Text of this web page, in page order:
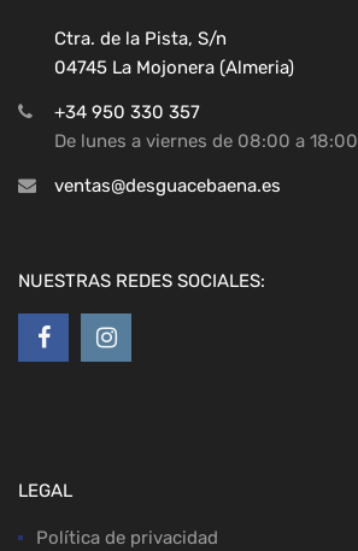
Ctra. de la Pista, S/n
04745 La Mojonera (Almeria)
+34 950 330 357
De lunes a viernes de 08:00 a 18:00
ventas@desguacebaena.es
NUESTRAS REDES SOCIALES:
LEGAL
Política de privacidad